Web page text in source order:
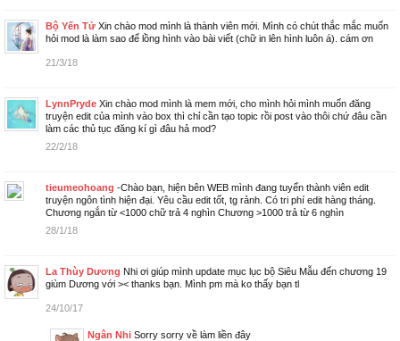
Bộ Yến Tử Xin chào mod mình là thành viên mới. Mình có chút thắc mắc muốn
hỏi mod là làm sao để lồng hình vào bài viết (chữ in lên hình luôn á). cám ơn
21/3/18
LynnPryde Xin chào mod mình là mem mới, cho mình hỏi mình muốn đăng
truyện edit của mình vào box thì chỉ cần tạo topic rồi post vào thôi chứ đâu cần
làm các thủ tục đăng kí gì đâu hả mod?
22/2/18
tieumeohoang -Chào bạn, hiện bên WEB mình đang tuyển thành viên edit
truyện ngôn tình hiện đại. Yêu cầu edit tốt, tg rảnh. Có tri phí edit hàng tháng.
Chương ngắn từ <1000 chữ trả 4 nghìn Chương >1000 trả từ 6 nghìn
28/1/18
La Thùy Dương Nhi ơi giúp mình update mục lục bộ Siêu Mẫu đến chương 19
giùm Dương với >< thanks bạn. Mình pm mà ko thấy bạn tl
24/10/17
Ngân Nhi Sorry sorry về làm liền đây